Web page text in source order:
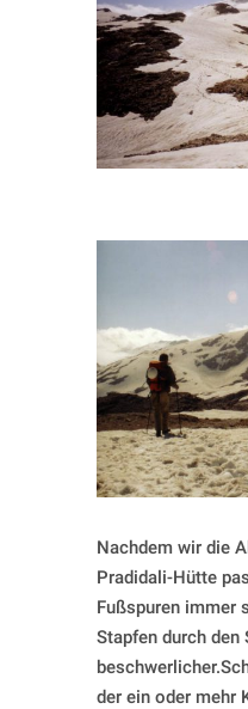
Nachdem wir die
Pradidali-Hütte
Fußspuren immer
Stapfen durch den
der ein oder mehr